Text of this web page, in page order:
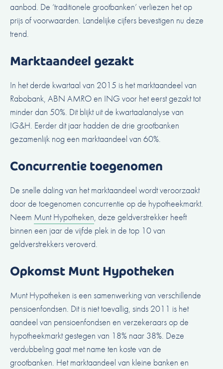
aanbod. De ‘traditionele grootbanken’ verliezen het op
prijs of voorwaarden. Landelijke cijfers bevestigen nu deze
trend.
Marktaandeel gezakt
In het derde kwartaal van 2015 is het marktaandeel van
Rabobank, ABN AMRO en ING voor het eerst gezakt tot
minder dan 50%. Dit blijkt uit de kwartaalanalyse van
IG&H. Eerder dit jaar hadden de drie grootbanken
gezamenlijk nog een marktaandeel van 60%.
Concurrentie toegenomen
De snelle daling van het marktaandeel wordt veroorzaakt
door de toegenomen concurrentie op de hypotheekmarkt.
Neem Munt Hypotheken, deze geldverstrekker heeft
binnen een jaar de vijfde plek in de top 10 van
geldverstrekkers veroverd.
Opkomst Munt Hypotheken
Munt Hypotheken is een samenwerking van verschillende
pensioenfondsen. Dit is niet toevallig, sinds 2011 is het
aandeel van pensioenfondsen en verzekeraars op de
hypotheekmarkt gestegen van 18% naar 38%. Deze
verdubbeling gaat met name ten koste van de
grootbanken. Het marktaandeel van kleine banken en